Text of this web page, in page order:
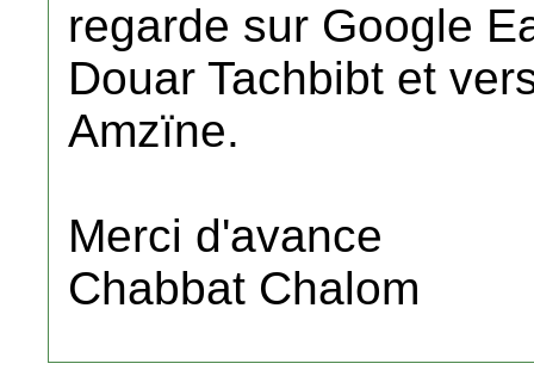
regarde sur Google
Douar Tachbibt et
Amzïne.
Merci d'avance
Chabbat Chalom